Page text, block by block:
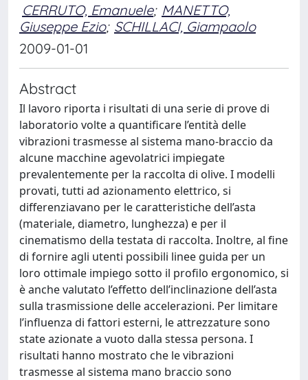
CERRUTO, Emanuele; MANETTO,
Giuseppe Ezio; SCHILLACI, Giampaolo
2009-01-01
Abstract
Il lavoro riporta i risultati di una serie di prove di
laboratorio volte a quantificare l’entità delle
vibrazioni trasmesse al sistema mano-braccio da
alcune macchine agevolatrici impiegate
prevalentemente per la raccolta di olive. I modelli
provati, tutti ad azionamento elettrico, si
differenziavano per le caratteristiche dell’asta
(materiale, diametro, lunghezza) e per il
cinematismo della testata di raccolta. Inoltre, al fine
di fornire agli utenti possibili linee guida per un
loro ottimale impiego sotto il profilo ergonomico, si
è anche valutato l’effetto dell’inclinazione dell’asta
sulla trasmissione delle accelerazioni. Per limitare
l’influenza di fattori esterni, le attrezzature sono
state azionate a vuoto dalla stessa persona. I
risultati hanno mostrato che le vibrazioni
trasmesse al sistema mano braccio sono